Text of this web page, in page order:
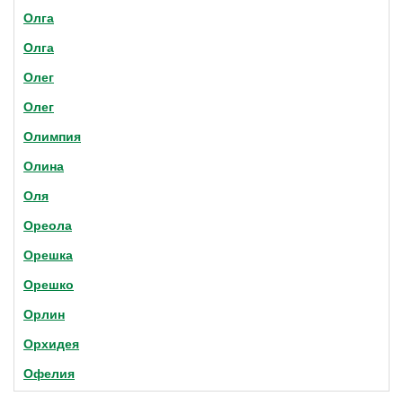
Олга
Олга
Олег
Олег
Олимпия
Олина
Оля
Ореола
Орешка
Орешко
Орлин
Орхидея
Офелия